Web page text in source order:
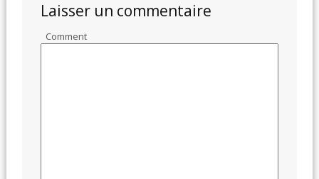
Laisser un commentaire
Comment